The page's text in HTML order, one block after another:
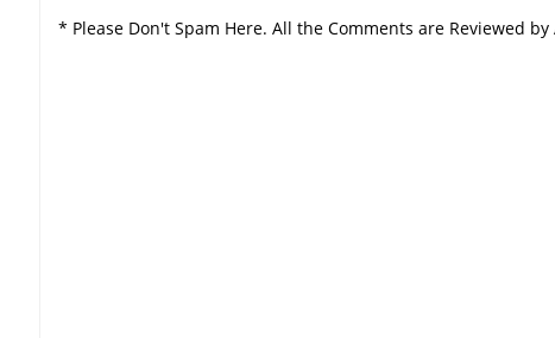
* Please Don't Spam Here. All the Comments are Reviewed by